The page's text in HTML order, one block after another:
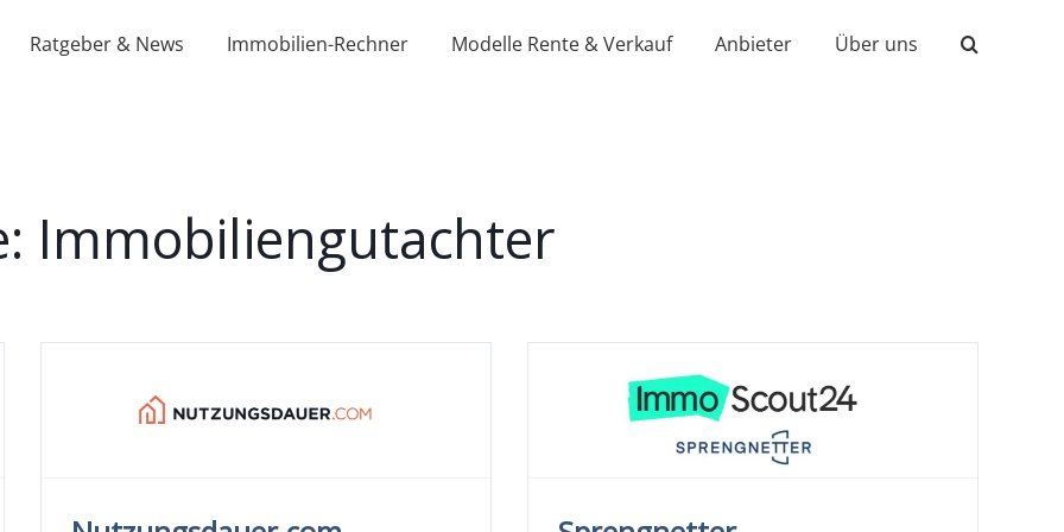
Ratgeber & News Immobilien-Rechner Modelle Rente & Verkauf Anbieter Über uns
Immobiliengutachter